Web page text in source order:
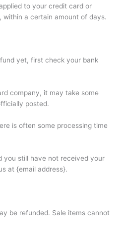
to your credit card or
within a certain amount of days.
yet, first check your bank
company, it may take some
posted.
is often some processing time
you still have not received your
at {email address}.
be refunded. Sale items cannot